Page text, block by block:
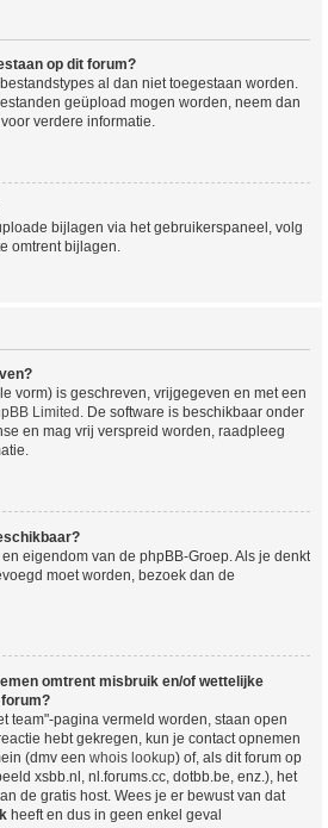
op dit forum?
al dan niet toegestaan worden.
geüpload mogen worden, neem dan
verdere informatie.
bijlagen via het gebruikerspaneel, volg
omtrent bijlagen.
vorm) is geschreven, vrijgegeven en met een
Limited . De software is beschikbaar onder
en mag vrij verspreid worden, raadpleeg
eigendom van de phpBB-Groep. Als je denkt
moet worden, bezoek dan de
omtrent misbruik en/of wettelijke
team"-pagina vermeld worden, staan open
hebt gekregen, kun je contact opnemen
(dmv een whois lookup) of, als dit forum op
xsbb.nl, nl.forums.cc, dotbb.be, enz.), het
de gratis host. Wees je er bewust van dat
heeft en dus in geen enkel geval